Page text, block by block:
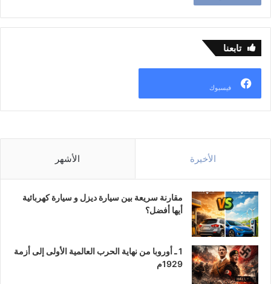
تابعنا
فيسبوك
الأخيرة الأشهر
مقارنة سريعة بين سيارة ديزل و سيارة كهربائية
أيها أفضل؟
1 ـ أوروبا من نهاية الحرب العالمية الأولى إلى أزمة
1929م